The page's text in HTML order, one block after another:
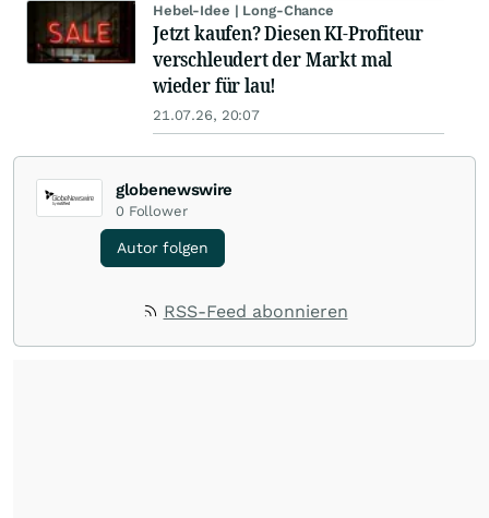
Hebel-Idee | Long-Chance
Jetzt kaufen? Diesen KI-Profiteur
verschleudert der Markt mal
wieder für lau!
21.07.26, 20:07
globenewswire
0 Follower
Autor folgen
RSS-Feed abonnieren